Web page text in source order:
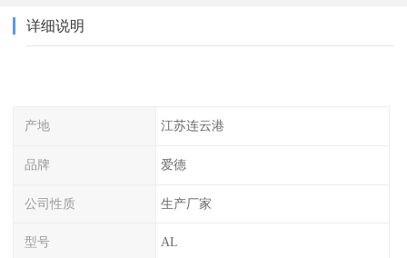
详细说明
产地 江苏连云港
品牌 爱德
公司性质 生产厂家
型号 AL